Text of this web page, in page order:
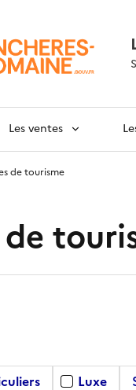
Les ventes
de tourisme
Luxe